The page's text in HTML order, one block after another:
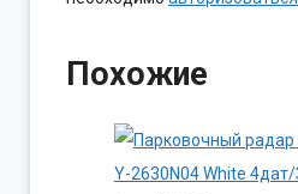
Похожие